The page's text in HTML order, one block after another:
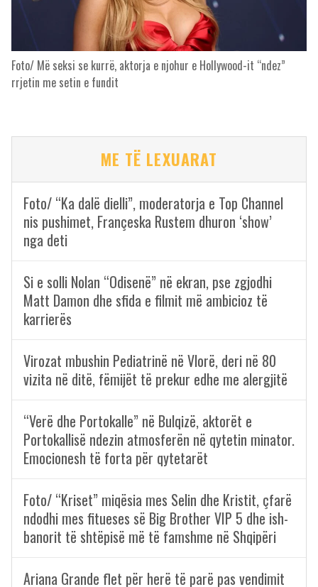
Foto/ Më seksi se kurrë, aktorja e njohur e Hollywood-it “ndez”
rrjetin me setin e fundit
ME TË LEXUARAT
Foto/ “Ka dalë dielli”, moderatorja e Top Channel
nis pushimet, Françeska Rustem dhuron ‘show’
nga deti
Si e solli Nolan “Odisenë” në ekran, pse zgjodhi
Matt Damon dhe sfida e filmit më ambicioz të
karrierës
Virozat mbushin Pediatrinë në Vlorë, deri në 80
vizita në ditë, fëmijët të prekur edhe me alergjitë
“Verë dhe Portokalle” në Bulqizë, aktorët e
Portokallisë ndezin atmosferën në qytetin minator.
Emocionesh të forta për qytetarët
Foto/ “Kriset” miqësia mes Selin dhe Kristit, çfarë
ndodhi mes fitueses së Big Brother VIP 5 dhe ish-
banorit të shtëpisë më të famshme në Shqipëri
Ariana Grande flet për herë të parë pas vendimit